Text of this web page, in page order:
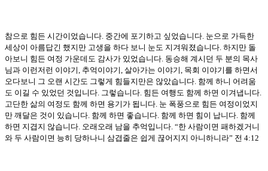
참으로 힘든 시간이었습니다 중간에 포기하고 싶었습니다 눈으로 가득한
세상이 아름답긴 했지만 고생을 하다 보니 눈도 지겨워졌습니다 하지만 돌
아보니 힘든 여정 가운데도 감사가 있었습니다 동승해 계시던 두 분의 목사
님과 이런저런 이야기 추억이야기 살아가는 이야기 목회 이야기를 하면서
오다보니 그 오랜 시간도 그렇게 힘들지만은 않았습니다 함께 하니 어려움
도 이길 수 있었던 것입니다 그렇습니다 힘든 여행도 함께 하면 이겨냅니다
고단한 삶의 여정도 함께 하면 용기가 됩니다 눈 폭풍으로 힘든 여정이었지
만 깨달은 것이 있습니다 함께 하면 좋습니다 함께 하면 힘이 납니다 함께
하면 지겹지 않습니다 오래오래 남을 추억입니다 . “한 사람이면 패하겠거니
와 두 사람이면 능히 당하나니 삼겹줄은 쉽게 끊어지지 아니하니라” 전 4:12